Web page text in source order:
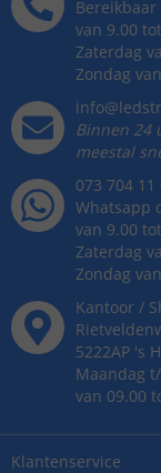
Klantenservice
van 9.00
Zaterdag
Zondag
Binnen 24
meestal
073 704 11
Whatsapp
van 9.00
Zaterdag
Zondag
Kantoor /
5222AP 's
Maandag
van 09.00